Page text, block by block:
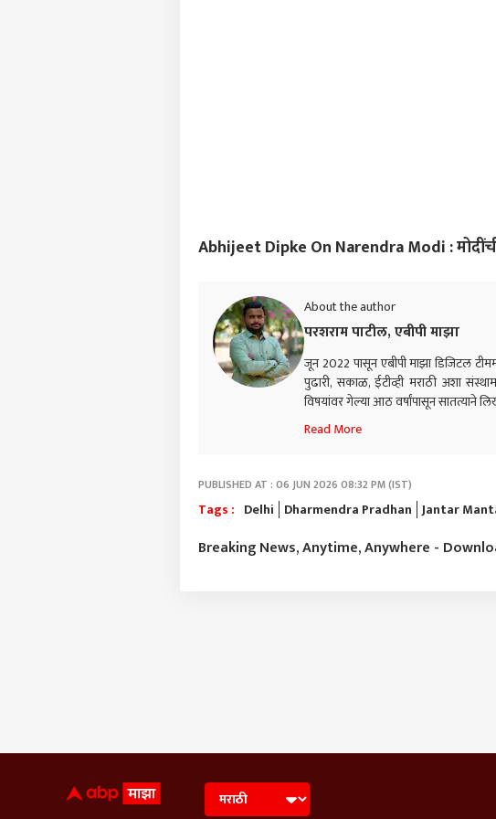
Abhijeet Dipke On Narendra Modi :
About the author
परशराम पाटील, एबीपी माझा
जून 2022 पासून एबीपी माझा डिजिटल
पुढारी, सकाळ, ईटीव्ही मराठी अशा
विषयांवर गेल्या आठ वर्षांपासून सातत्याने
Read More
PUBLISHED AT : 06 JUN 2026 08:32 PM (IST)
Tags : Delhi Dharmendra Pradhan Jantar
Breaking News, Anytime, Anywhere -